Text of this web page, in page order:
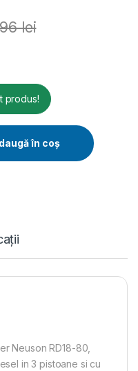
lei
produs!
RD18-80, 1580
în coș
Neuson RD18-80,
in 3 pistoane si cu